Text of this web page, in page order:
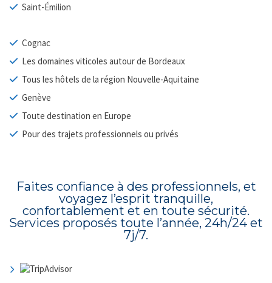
Saint-Émilion
Cognac
Les domaines viticoles autour de Bordeaux
Tous les hôtels de la région Nouvelle-Aquitaine
Genève
Toute destination en Europe
Pour des trajets professionnels ou privés
Faites confiance à des professionnels, et
voyagez l’esprit tranquille,
confortablement et en toute sécurité.
Services proposés toute l’année, 24h/24 et
7j/7.